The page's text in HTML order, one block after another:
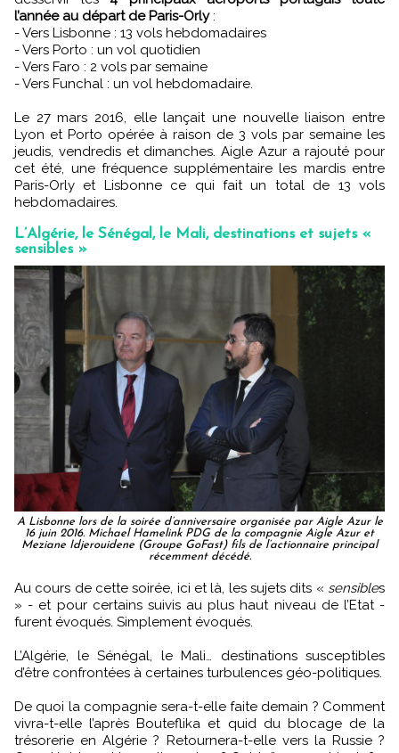
l’année au départ de Paris-Orly:
- Vers Lisbonne : 13 vols hebdomadaires
- Vers Porto : un vol quotidien
- Vers Faro : 2 vols par semaine
- Vers Funchal : un vol hebdomadaire.
Le 27 mars 2016, elle lançait une nouvelle liaison entre
Lyon et Porto opérée à raison de 3 vols par semaine les
jeudis, vendredis et dimanches. Aigle Azur a rajouté pour
cet été, une fréquence supplémentaire les mardis entre
Paris-Orly et Lisbonne ce qui fait un total de 13 vols
hebdomadaires.
L’Algérie, le Sénégal, le Mali, destinations et sujets «
sensibles »
A Lisbonne lors de la soirée d’anniversaire organisée par Aigle Azur le
16 juin 2016. Michael Hamelink PDG de la compagnie Aigle Azur et
Meziane Idjerouidene (Groupe GoFast) fils de l’actionnaire principal
récemment décédé.
Au cours de cette soirée, ici et là, les sujets dits « sensibles
» - et pour certains suivis au plus haut niveau de l’Etat -
furent évoqués. Simplement évoqués.
L’Algérie, le Sénégal, le Mali… destinations susceptibles
d’être confrontées à certaines turbulences géo-politiques.
De quoi la compagnie sera-t-elle faite demain ? Comment
vivra-t-elle l’après Bouteflika et quid du blocage de la
trésorerie en Algérie ? Retournera-t-elle vers la Russie ?